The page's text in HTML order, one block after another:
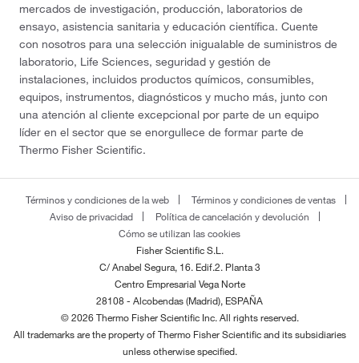
mercados de investigación, producción, laboratorios de
ensayo, asistencia sanitaria y educación científica. Cuente
con nosotros para una selección inigualable de suministros de
laboratorio, Life Sciences, seguridad y gestión de
instalaciones, incluidos productos químicos, consumibles,
equipos, instrumentos, diagnósticos y mucho más, junto con
una atención al cliente excepcional por parte de un equipo
líder en el sector que se enorgullece de formar parte de
Thermo Fisher Scientific.
Términos y condiciones de la web
Términos y condiciones de ventas
Aviso de privacidad
Política de cancelación y devolución
Cómo se utilizan las cookies
Fisher Scientific S.L.
C/ Anabel Segura, 16. Edif.2. Planta 3
Centro Empresarial Vega Norte
28108 - Alcobendas (Madrid), ESPAÑA
© 2026 Thermo Fisher Scientific Inc. All rights reserved.
All trademarks are the property of Thermo Fisher Scientific and its subsidiaries
unless otherwise specified.